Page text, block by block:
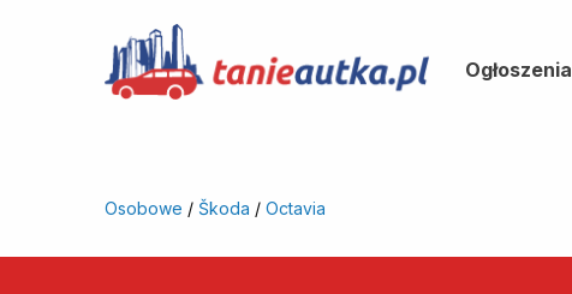
Ogłoszenia
Osobowe / Škoda / Octavia